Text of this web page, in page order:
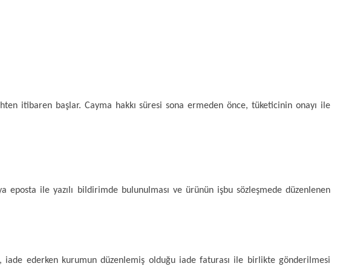
itibaren başlar. Cayma hakkı süresi sona ermeden önce, tüketicinin onayı ile
eposta ile yazılı bildirimde bulunulması ve ürünün işbu sözleşmede düzenlenen
iade ederken kurumun düzenlemiş olduğu iade faturası ile birlikte gönderilmesi